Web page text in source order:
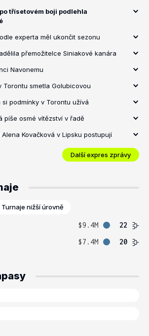
třísetovém boji podlehla
experta měl ukončit sezonu
přemožitelce Siniakové kanára
Navonemu
Torontu smetla Golubicovou
si podmínky v Torontu užívá
píše osmé vítězství v řadě
Kovačková v Lipsku postupují
Další expres zprávy
Turnaje nižší úrovně
$9.4M
22
$7.4M 20